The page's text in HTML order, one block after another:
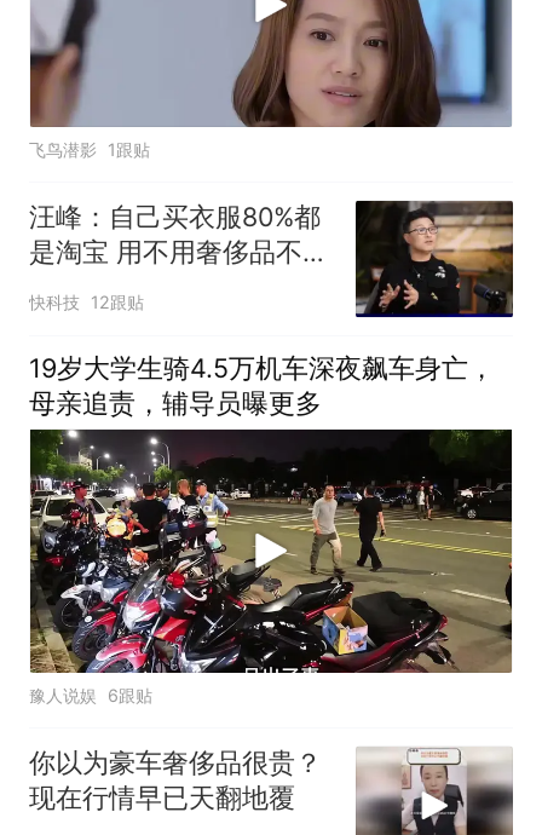
飞鸟潜影 1跟贴
汪峰：自己买衣服80%都
是淘宝 用不用奢侈品不是
钱的问题
快科技 12跟贴
19岁大学生骑4.5万机车深夜飙车身亡，
母亲追责，辅导员曝更多
豫人说娱 6跟贴
你以为豪车奢侈品很贵？
现在行情早已天翻地覆